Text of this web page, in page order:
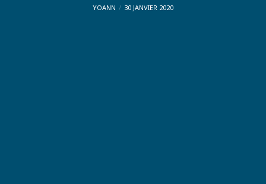
YOANN 30 JANVIER 2020